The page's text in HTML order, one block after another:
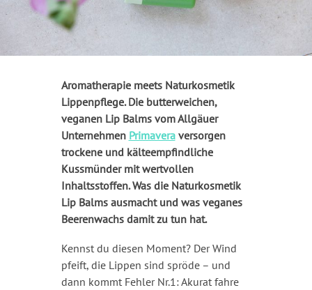
Aromatherapie meets Naturkosmetik
Lippenpflege. Die butterweichen,
veganen Lip Balms vom Allgäuer
Unternehmen Primaveraversorgen
trockene und kälteempfindliche
Kussmünder mit wertvollen
Inhaltsstoffen. Was die Naturkosmetik
Lip Balms ausmacht und was veganes
Beerenwachs damit zu tun hat.
Kennst du diesen Moment? Der Wind
pfeift, die Lippen sind spröde – und
dann kommt Fehler Nr.1: Akurat fahre